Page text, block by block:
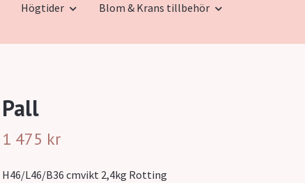
Högtider
Blom & Krans tillbehör
Pall
1 475 kr
H46/L46/B36 cmvikt 2,4kg Rotting